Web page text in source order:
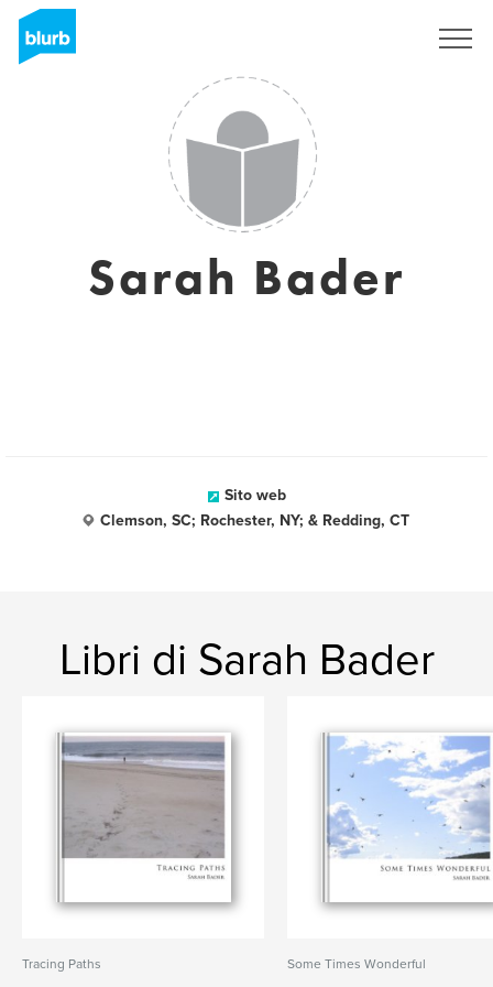
Sarah Bader
Sito web
Clemson, SC; Rochester, NY; & Redding, CT
Libri di Sarah Bader
Tracing Paths Some Times Wonderful